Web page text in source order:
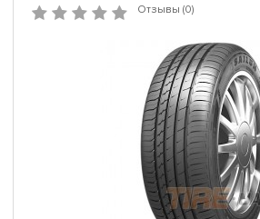
Отзывы (0)